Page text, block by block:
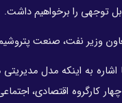
توجهی را برخواهیم داشت.
وزیر نفت، صنعت
به اینکه مدل
کارگروه اقتصادی،